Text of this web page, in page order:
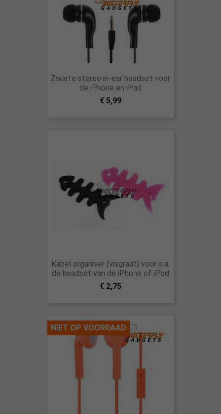
Zwarte stereo in-ear headset voor
de iPhone en iPad
€ 5,99
Kabel organiser (visgraat) voor o.a.
de headset van de iPhone of iPod
€ 2,75
NIET OP VOORRAAD